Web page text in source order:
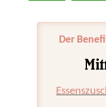
Der